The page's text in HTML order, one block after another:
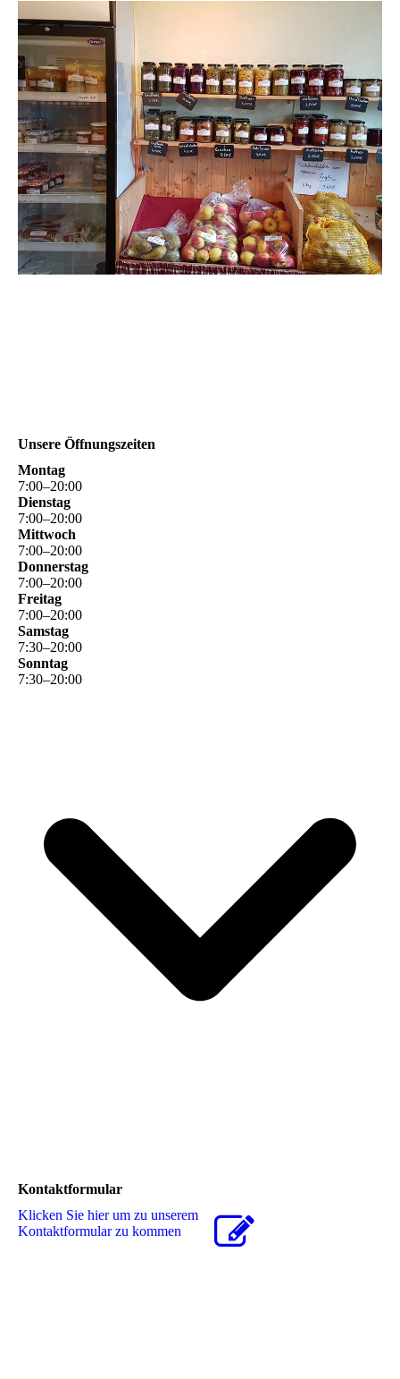
Unsere Öffnungszeiten
Montag
7:00–20:00
Dienstag
7:00–20:00
Mittwoch
7:00–20:00
Donnerstag
7:00–20:00
Freitag
7:00–20:00
Samstag
7:30–20:00
Sonntag
7:30–20:00
Kontaktformular
Klicken Sie hier um zu unserem
Kon­takt­for­mu­lar zu kommen